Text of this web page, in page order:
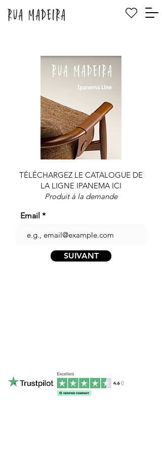
TÉLÉCHARGEZ LE CATALOGUE DE
LA LIGNE IPANEMA ICI
Produit à la demande
Email
SUIVANT